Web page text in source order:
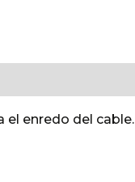
el enredo del cable.